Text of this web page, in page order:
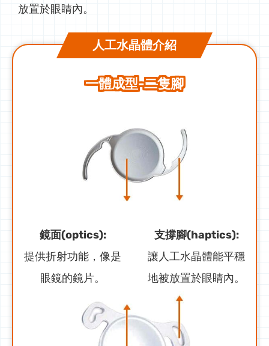
放置於眼睛內。
人工水晶體介紹
一體成型-二隻腳
支撐腳(haptics):
讓人工水晶體能平穩
地被放置於眼睛內。
鏡面(optics):
提供折射功能，像是
眼鏡的鏡片。